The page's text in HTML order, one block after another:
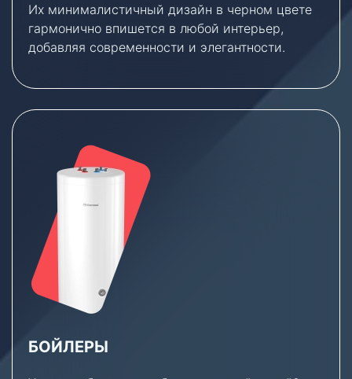
Их минималистичный дизайн в черном цвете
гармонично впишется в любой интерьер,
добавляя современности и элегантности.
БОЙЛЕРЫ